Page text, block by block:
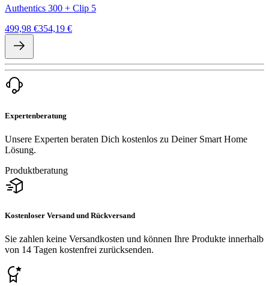
Authentics 300 + Clip 5
499,98 €354,19 €
Expertenberatung
Unsere Experten beraten Dich kostenlos zu Deiner Smart Home
Lösung.
Produktberatung
Kostenloser Versand und Rückversand
Sie zahlen keine Versandkosten und können Ihre Produkte innerhalb
von 14 Tagen kostenfrei zurücksenden.